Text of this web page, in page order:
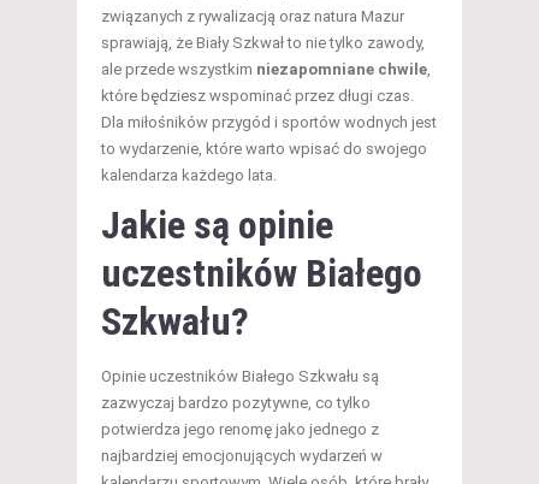
związanych z rywalizacją oraz natura Mazur
sprawiają, że Biały Szkwał to nie tylko zawody,
ale przede wszystkim niezapomniane chwile
które będziesz wspominać przez długi czas.
Dla miłośników przygód i sportów wodnych jest
to wydarzenie, które warto wpisać do swojego
kalendarza każdego lata.
Jakie są opinie
uczestników Białego
Szkwału?
Opinie uczestników Białego Szkwału są
zazwyczaj bardzo pozytywne, co tylko
potwierdza jego renomę jako jednego z
najbardziej emocjonujących wydarzeń w